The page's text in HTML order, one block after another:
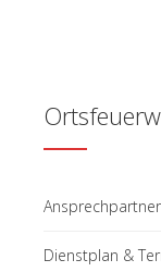
Ansprechpartner
Dienstplan &